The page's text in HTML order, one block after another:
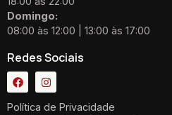
Domingo:
08:00 às 12:00 | 13:00 às 17:00
Redes Sociais
Política de Privacidade